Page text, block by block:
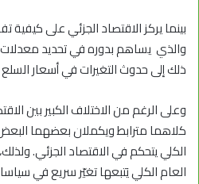
بينما يركز الاقتصاد الجزئي على كيفية
والذي يساهم بدوره في تحديد معدلات
ذلك إلى حدوث التغيرات في أسعار
وعلى الرغم من الاختلاف الكبير بين
كلاهما مترابط ويكملان بعضهما
الكلي يتحكم في الاقتصاد الجزئي.
العام الكلي يَتبعها تغيّر سريع في